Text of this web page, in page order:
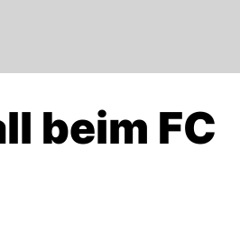
beim FC